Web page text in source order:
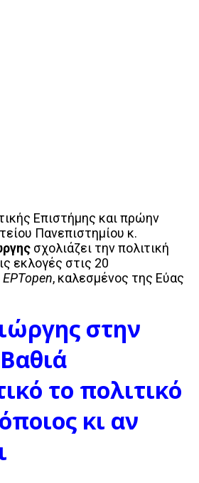
Επιστήμης και πρώην
Πανεπιστημίου κ.
σχολιάζει την πολιτική
εκλογές στις 20
ΕΡΤopen, καλεσμένος της Εύας
στην
το πολιτικό
κι αν